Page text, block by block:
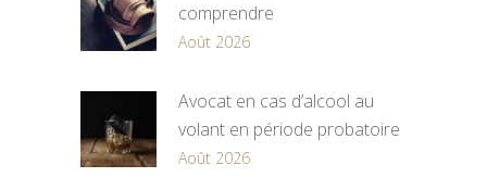
comprendre
Août 2026
Avocat en cas d’alcool au
volant en période probatoire
Août 2026